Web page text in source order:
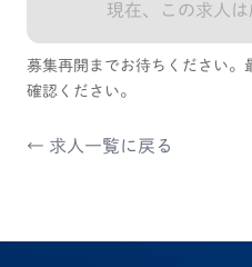
現在、この求人は
募集再開までお待ちください。
確認ください。
← 求人一覧に戻る